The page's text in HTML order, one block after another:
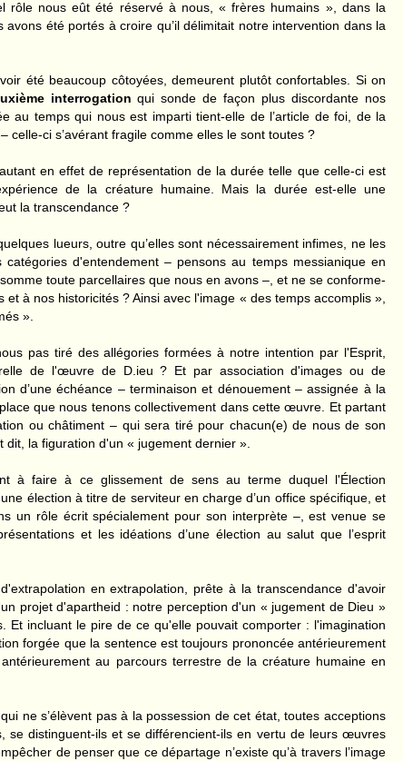
rôle nous eût été réservé à nous, « frères humains », dans la
été portés à croire qu’il délimitait notre intervention dans la
été beaucoup côtoyées, demeurent plutôt confortables. Si on
interrogation qui sonde de façon plus discordante nos
au temps qui nous est imparti tient-elle de l’article de foi, de la
celle-ci s’avérant fragile comme elles le sont toutes ?
en effet de représentation de la durée telle que celle-ci est
de la créature humaine. Mais la durée est-elle une
la transcendance ?
lueurs, outre qu’elles sont nécessairement infimes, ne les
d'entendement – pensons au temps messianique en
toute parcellaires que nous en avons –, et ne se conforme-
à nos historicités ? Ainsi avec l'image « des temps accomplis »,
».
pas tiré des allégories formées à notre intention par l'Esprit,
de l'œuvre de D.ieu ? Et par association d'images ou de
d’une échéance – terminaison et dénouement – assignée à la
que nous tenons collectivement dans cette œuvre. Et partant
ou châtiment – qui sera tiré pour chacun(e) de nous de son
dit, la figuration d'un « jugement dernier ».
à faire à ce glissement de sens au terme duquel l'Élection
élection à titre de serviteur en charge d’un office spécifique, et
un rôle écrit spécialement pour son interprète –, est venue se
et les idéations d’une élection au salut que l’esprit
en extrapolation, prête à la transcendance d'avoir
projet d'apartheid : notre perception d'un « jugement de Dieu »
Et incluant le pire de ce qu'elle pouvait comporter : l'imagination
forgée que la sentence est toujours prononcée antérieurement
antérieurement au parcours terrestre de la créature humaine en
ne s’élèvent pas à la possession de cet état, toutes acceptions
se distinguent-ils et se différencient-ils en vertu de leurs œuvres
de penser que ce départage n’existe qu’à travers l’image